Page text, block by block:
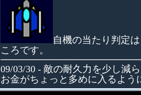
自機の当たり判定
ころです。
09/03/30 - 敵の耐久力を少し減
お金がちょっと多めに入るよう